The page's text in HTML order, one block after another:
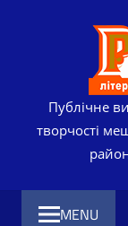
Публічне
творчості
MENU